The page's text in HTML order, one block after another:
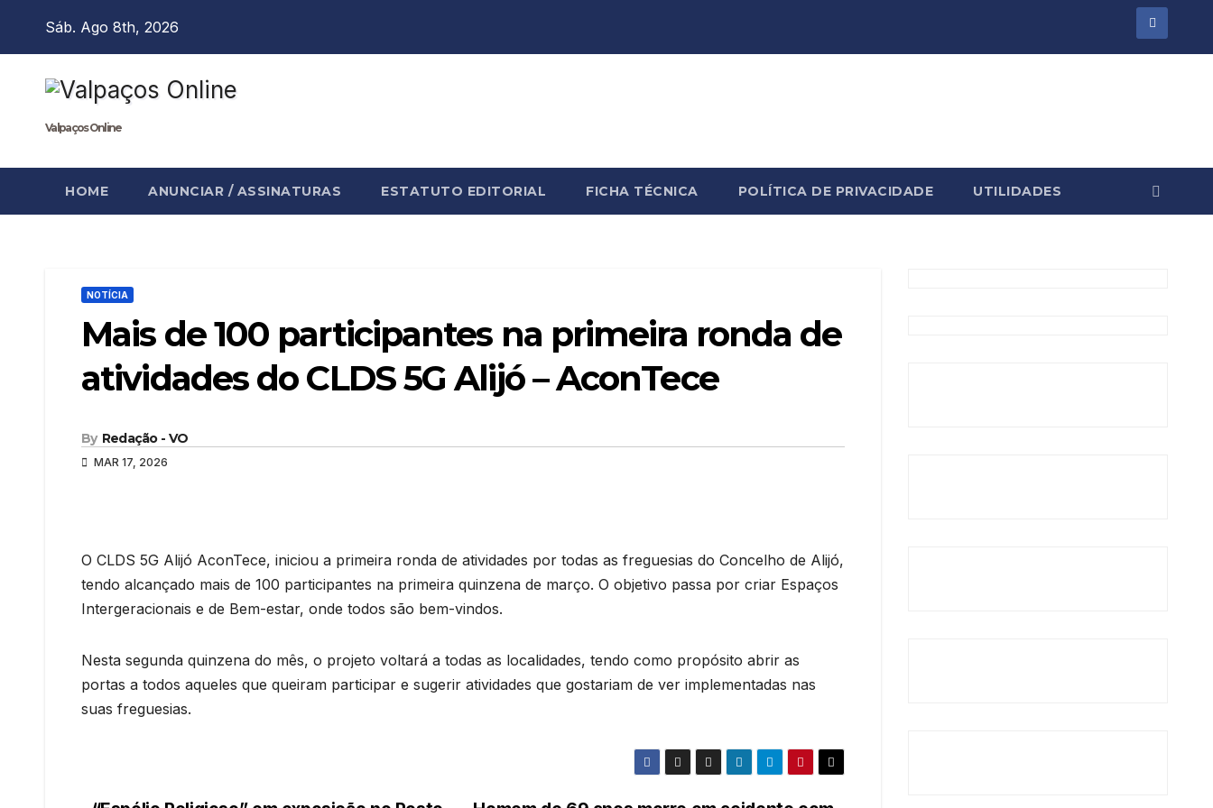
Sáb. Ago 8th, 2026
Valpaços Online
HOME ANUNCIAR / ASSINATURAS ESTATUTO EDITORIAL FICHA TÉCNICA POLÍTICA DE PRIVACIDADE UTILIDADES
NOTÍCIA
Mais de 100 participantes na primeira ronda de
atividades do CLDS 5G Alijó – AconTece
By Redação - VO
MAR 17, 2026
O CLDS 5G Alijó AconTece, iniciou a primeira ronda de atividades por todas as freguesias do Concelho de Alijó,
tendo alcançado mais de 100 participantes na primeira quinzena de março. O objetivo passa por criar Espaços
Intergeracionais e de Bem-estar, onde todos são bem-vindos.
Nesta segunda quinzena do mês, o projeto voltará a todas as localidades, tendo como propósito abrir as
portas a todos aqueles que queiram participar e sugerir atividades que gostariam de ver implementadas nas
suas freguesias.